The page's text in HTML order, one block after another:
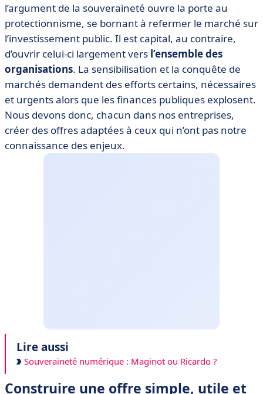
l’argument de la souveraineté ouvre la porte au
protectionnisme, se bornant à refermer le marché sur
l’investissement public. Il est capital, au contraire,
d’ouvrir celui-ci largement vers l’ensemble des
organisations. La sensibilisation et la conquête de
marchés demandent des efforts certains, nécessaires
et urgents alors que les finances publiques explosent.
Nous devons donc, chacun dans nos entreprises,
créer des offres adaptées à ceux qui n’ont pas notre
connaissance des enjeux.
Lire aussi
Souveraineté numérique : Maginot ou Ricardo ?
Construire une offre simple, utile et